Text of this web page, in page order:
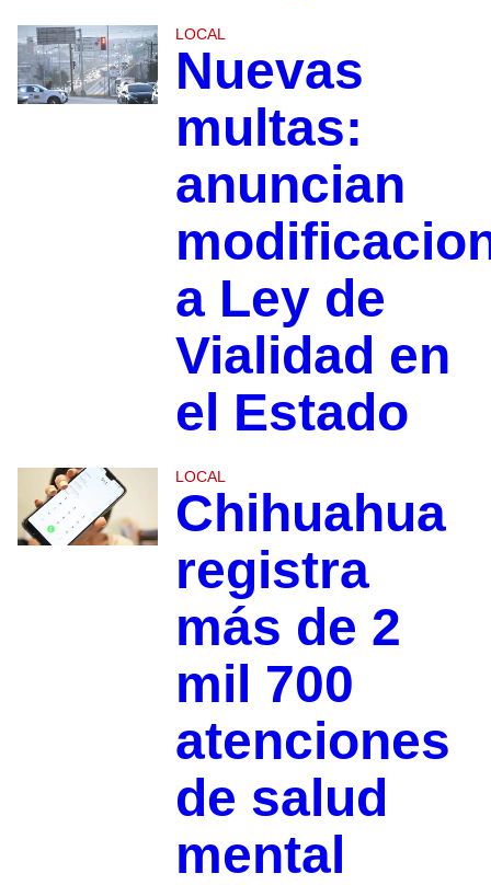
LOCAL
Nuevas
multas:
anuncian
a Ley de
Vialidad en
el Estado
LOCAL
Chihuahua
registra
más de 2
mil 700
atenciones
de salud
mental